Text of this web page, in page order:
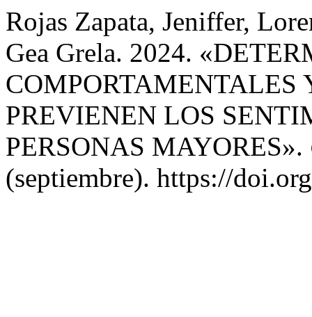
Rojas Zapata, Jeniffer,
Gea Grela. 2024.
COMPORTAMENTALES
PREVIENEN LOS
PERSONAS MAYORES».
(septiembre). https://